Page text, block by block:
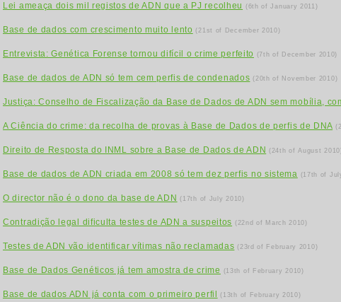
Lei ameaça dois mil registos de ADN que a PJ recolheu (6th of January 2011)
Base de dados com crescimento muito lento (21st of December 2010)
Entrevista: Genética Forense tornou difícil o crime perfeito (7th of December 2010)
Base de dados de ADN só tem cem perfis de condenados (20th of November 2010)
Justiça: Conselho de Fiscalização da Base de Dados de ADN sem mobília,
A Ciência do crime: da recolha de provas à Base de Dados de perfis de DNA
Direito de Resposta do INML sobre a Base de Dados de ADN (24th of August
Base de dados de ADN criada em 2008 só tem dez perfis no sistema (17th of
O director não é o dono da base de ADN (17th of July 2010)
Contradição legal dificulta testes de ADN a suspeitos (22nd of March 2010)
Testes de ADN vão identificar vítimas não reclamadas (23rd of February 2010)
Base de Dados Genéticos já tem amostra de crime (13th of February 2010)
Base de dados ADN já conta com o primeiro perfil (13th of February 2010)